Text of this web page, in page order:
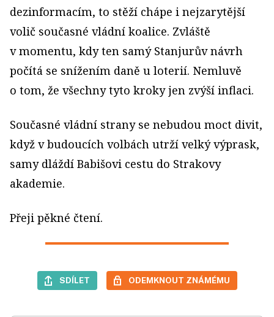
dezinformacím, to stěží chápe i nejzarytější
volič současné vládní koalice. Zvláště
v momentu, kdy ten samý Stanjurův návrh
počítá se snížením daně u loterií. Nemluvě
o tom, že všechny tyto kroky jen zvýší inflaci.
Současné vládní strany se nebudou moct divit,
když v budoucích volbách utrží velký výprask,
samy dláždí Babišovi cestu do Strakovy
akademie.
Přeji pěkné čtení.
SDÍLET ODEMKNOUT ZNÁMÉMU